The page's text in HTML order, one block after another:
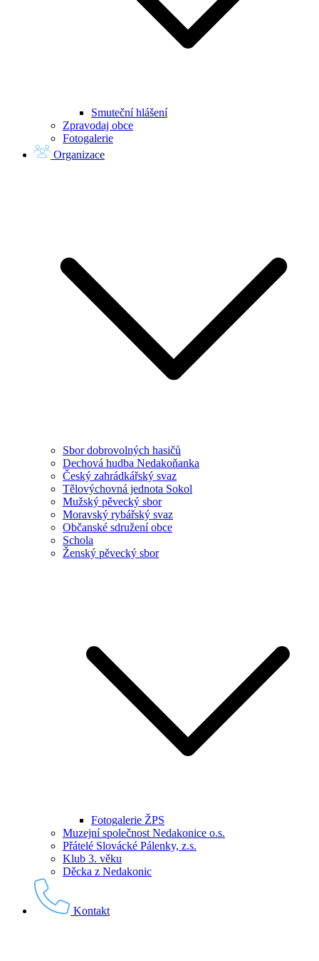
Smuteční hlášení
Zpravodaj obce
Fotogalerie
Organizace
Sbor dobrovolných hasičů
Dechová hudba Nedakoňanka
Český zahrádkářský svaz
Tělovýchovná jednota Sokol
Mužský pěvecký sbor
Moravský rybářský svaz
Občanské sdružení obce
Schola
Ženský pěvecký sbor
Fotogalerie ŽPS
Muzejní společnost Nedakonice o.s.
Přátelé Slovácké Pálenky, z.s.
Klub 3. věku
Děcka z Nedakonic
Kontakt